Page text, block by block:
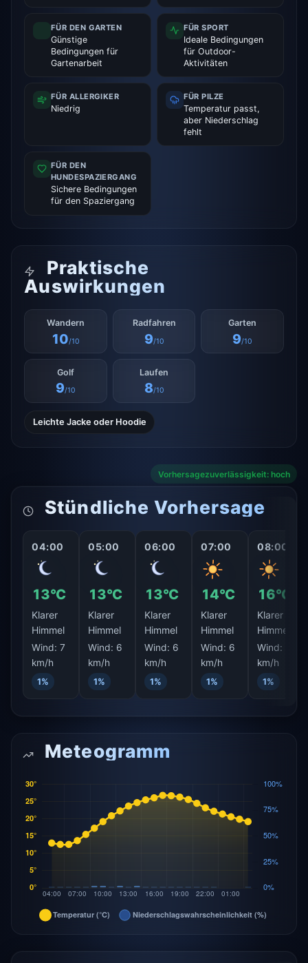
FÜR DEN GARTEN
Günstige
Bedingungen für
Gartenarbeit
FÜR SPORT
Ideale Bedingungen
für Outdoor-
Aktivitäten
FÜR ALLERGIKER
Niedrig
FÜR PILZE
Temperatur passt,
aber Niederschlag
fehlt
FÜR DEN
HUNDESPAZIERGANG
Sichere Bedingungen
für den Spaziergang
Praktische
Auswirkungen
Wandern
10/10
Radfahren
9/10
Garten
9/10
Golf
9/10
Laufen
8/10
Leichte Jacke oder Hoodie
Vorhersagezuverlässigkeit: hoch
Stündliche Vorhersage
04:00
13°C
Klarer
Himmel
Wind: 7
km/h
1%
05:00
13°C
Klarer
Himmel
Wind: 6
km/h
1%
06:00
13°C
Klarer
Himmel
Wind: 6
km/h
1%
07:00
14°C
Klarer
Himmel
Wind: 6
km/h
1%
08:00
16°C
Klarer
Himmel
Wind:
km/h
1%
Meteogramm